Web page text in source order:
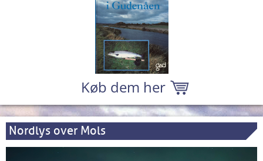
Køb dem her
Nordlys over Mols